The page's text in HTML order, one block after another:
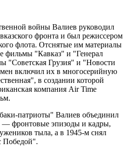
войны Валиев руководил
фронта и был режиссером
флота. Отснятые им материалы
фильмы "Кавказ" и "Генерал
"Советская Грузия" и "Новости
включил их в многосерийную
в создании которой
компания Air Time
патриоты" Валиев объединил
— фронтовые эпизоды и кадры,
тыла, а в 1945-м снял
Победой".